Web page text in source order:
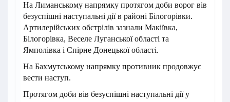
На Лиманському напрямку протягом доби ворог вів
безуспішні наступальні дії в районі Білогорівки.
Артилерійських обстрілів зазнали Макіївка,
Білогорівка, Веселе Луганської області та
Ямполівка і Спірне Донецької області.
На Бахмутському напрямку противник продовжує
вести наступ.
Протягом доби вів безуспішні наступальні дії у